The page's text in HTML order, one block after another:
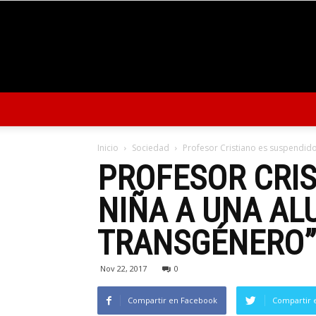
Inicio Sociedad Profesor Cristiano es
PROFESOR
NIÑA A UNA
TRANSGÉNERO”
Nov 22, 2017 0
Compartir en Facebook Compartir